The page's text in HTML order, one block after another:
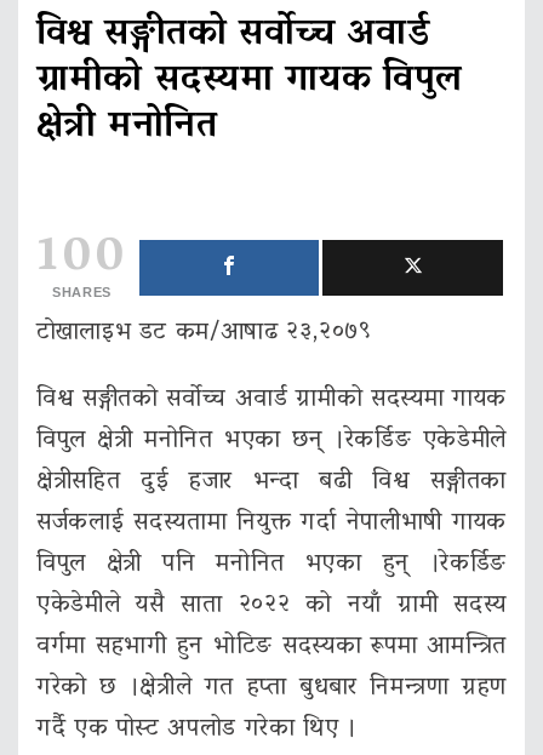
विश्व सङ्गीतको सर्वोच्च अवार्ड
ग्रामीको सदस्यमा गायक विपुल
क्षेत्री मनोनित
100
SHARES
टाेखालाइभ डट कम/आषाढ २३,२०७९
विश्व सङ्गीतको सर्वोच्च अवार्ड ग्रामीको सदस्यमा गायक
विपुल क्षेत्री मनोनित भएका छन् ।रेकर्डिङ एकेडेमीले
क्षेत्रीसहित दुई हजार भन्दा बढी विश्व सङ्गीतका
सर्जकलाई सदस्यतामा नियुक्त गर्दा नेपालीभाषी गायक
विपुल क्षेत्री पनि मनोनित भएका हुन् ।रेकर्डिङ
एकेडेमीले यसै साता २०२२ को नयाँ ग्रामी सदस्य
वर्गमा सहभागी हुन भोटिङ सदस्यका रूपमा आमन्त्रित
गरेको छ ।क्षेत्रीले गत हप्ता बुधबार निमन्त्रणा ग्रहण
गर्दै एक पोस्ट अपलोड गरेका थिए ।